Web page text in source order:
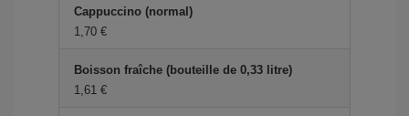
Cappuccino (normal)
1,70 €
Boisson fraîche (bouteille de 0,33 litre)
1,61 €